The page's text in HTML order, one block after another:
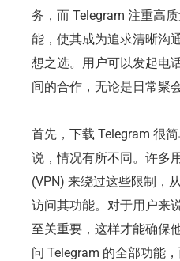
务，而 Telegram 注重高
能，使其成为追求清晰沟
想之选。用户可以发起电
间的合作，无论是日常聚
首先，下载 Telegram 很
说，情况有所不同。许多
(VPN) 来绕过这些限制，
访问其功能。对于用户来
至关重要，这样才能确保
问 Telegram 的全部功能